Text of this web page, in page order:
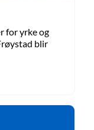
for yrke og
blir